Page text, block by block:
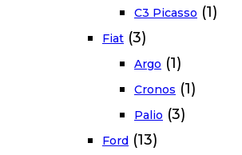
C3 Picasso (1)
Fiat (3)
Argo (1)
Cronos (1)
Palio (3)
Ford (13)